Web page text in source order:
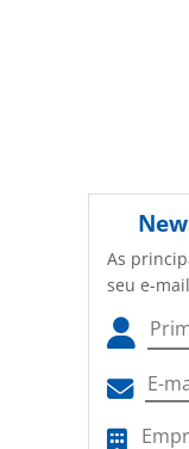
As
seu e-mail